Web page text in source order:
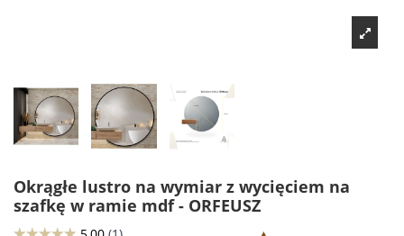
Okrągłe lustro na wymiar z wycięciem na
szafkę w ramie mdf - ORFEUSZ